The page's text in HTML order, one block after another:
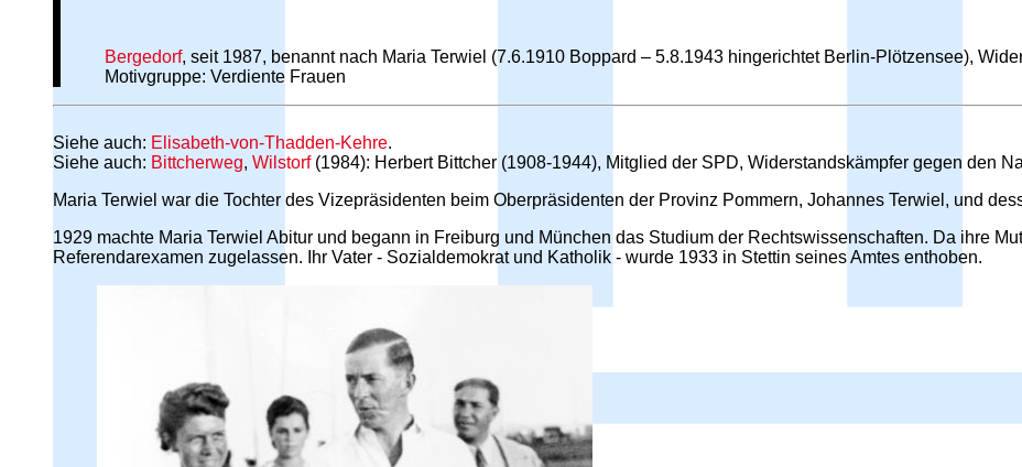
Bergedorf, seit 1987, benannt nach Maria Terwiel (7.6.1910 Boppard – 5.8.1943 hingerichtet Berlin-Plötzensee),
Motivgruppe: Verdiente Frauen
Siehe auch: Elisabeth-von-Thadden-Kehre.
Siehe auch: Bittcherweg, Wilstorf(1984): Herbert Bittcher (1908-1944), Mitglied der SPD, Widerstandskämpfer gegen den
Maria Terwiel war die Tochter des Vizepräsidenten beim Oberpräsidenten der Provinz Pommern, Johannes Terwiel, und
1929 machte Maria Terwiel Abitur und begann in Freiburg und München das Studium der Rechtswissenschaften. Da ihre
Referendarexamen zugelassen. Ihr Vater - Sozialdemokrat und Katholik - wurde 1933 in Stettin seines Amtes enthoben.